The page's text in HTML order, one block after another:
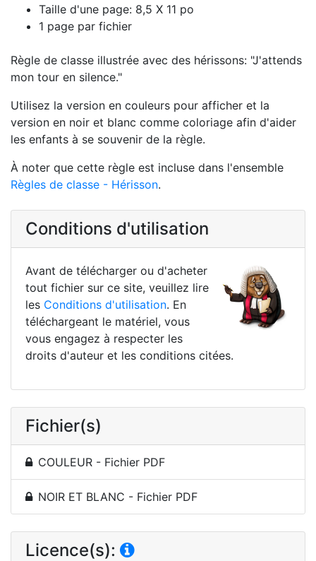
Taille d'une page: 8,5 X 11 po
1 page par fichier
Règle de classe illustrée avec des hérissons: "J'attends
mon tour en silence."
Utilisez la version en couleurs pour afficher et la
version en noir et blanc comme coloriage afin d'aider
les enfants à se souvenir de la règle.
À noter que cette règle est incluse dans l'ensemble
Règles de classe - Hérisson.
Conditions d'utilisation
Avant de télécharger ou d'acheter
tout fichier sur ce site, veuillez lire
les Conditions d'utilisation. En
téléchargeant le matériel, vous
vous engagez à respecter les
droits d'auteur et les conditions citées.
Fichier(s)
COULEUR - Fichier PDF
NOIR ET BLANC - Fichier PDF
Licence(s):